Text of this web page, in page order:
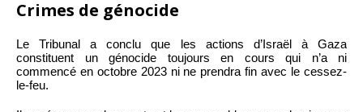
Crimes de génocide
Le Tribunal a conclu que les actions d’Israël à Gaza
constituent un génocide toujours en cours qui n’a ni
commencé en octobre 2023 ni ne prendra fin avec le cessez-
le-feu.